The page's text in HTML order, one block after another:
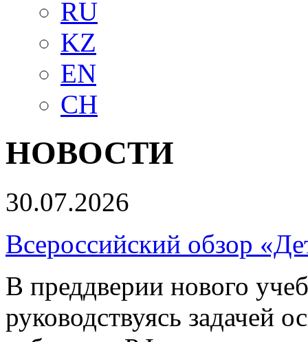
RU
KZ
EN
CH
НОВОСТИ
30.07.2026
Всероссийский обзор
В преддверии нового
руководствуясь задачей